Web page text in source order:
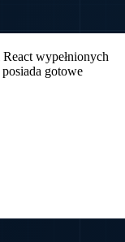
wypełnionych
gotowe